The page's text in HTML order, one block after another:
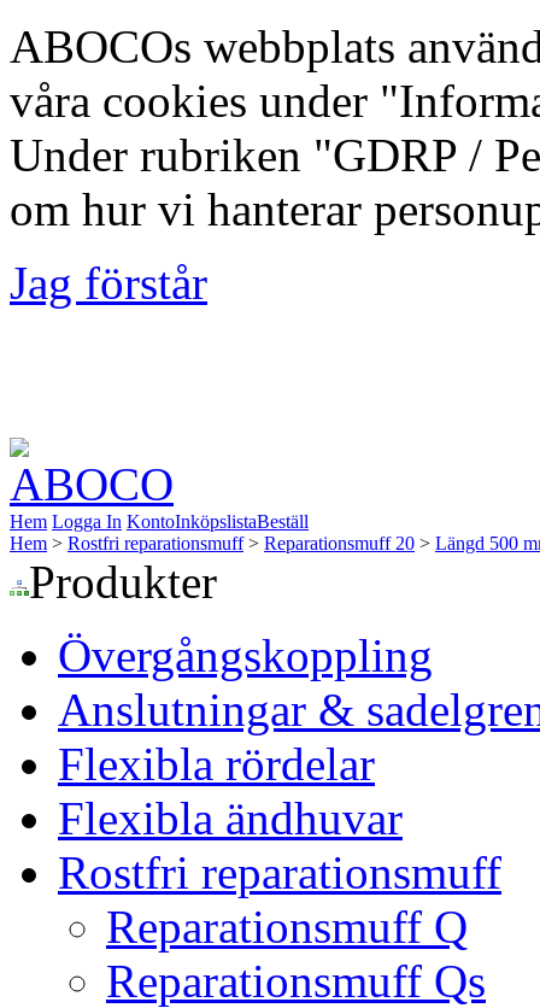
ABOCOs webbplats
våra cookies under
Under rubriken "GDRP /
om hur vi hanterar
Jag förstår
Hem Logga In KontoInköpslistaBeställ
Hem > Rostfri reparationsmuff> Reparationsmuff 20 > Längd 500
Produkter
Övergångskoppling
Anslutningar &
Flexibla rördelar
Flexibla ändhuvar
Rostfri reparationsmuff
Reparationsmuff Q
Reparationsmuff Qs